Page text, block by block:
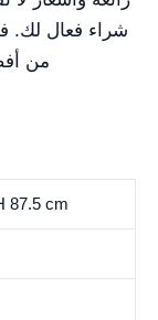
شراء فعال لك.
من
87.5 cm